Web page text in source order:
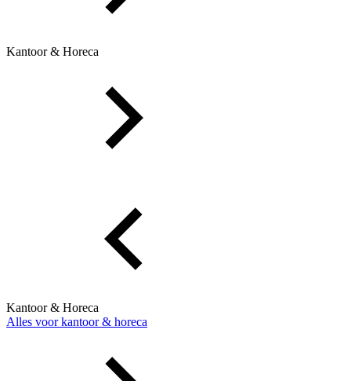
Kantoor & Horeca
Kantoor & Horeca
Alles voor kantoor & horeca